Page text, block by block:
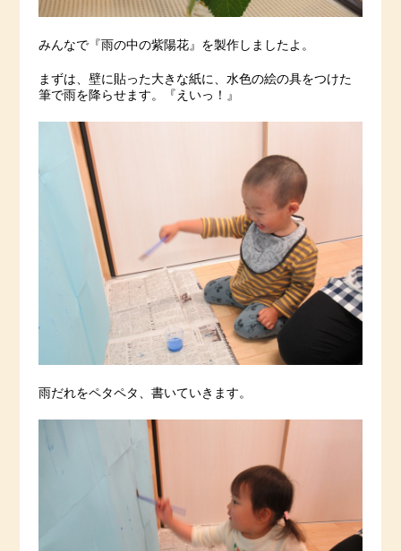
みんなで『雨の中の紫陽花』を製作しましたよ。
まずは、壁に貼った大きな紙に、水色の絵の具をつけた
筆で雨を降らせます。『えいっ！』
雨だれをペタペタ、書いていきます。